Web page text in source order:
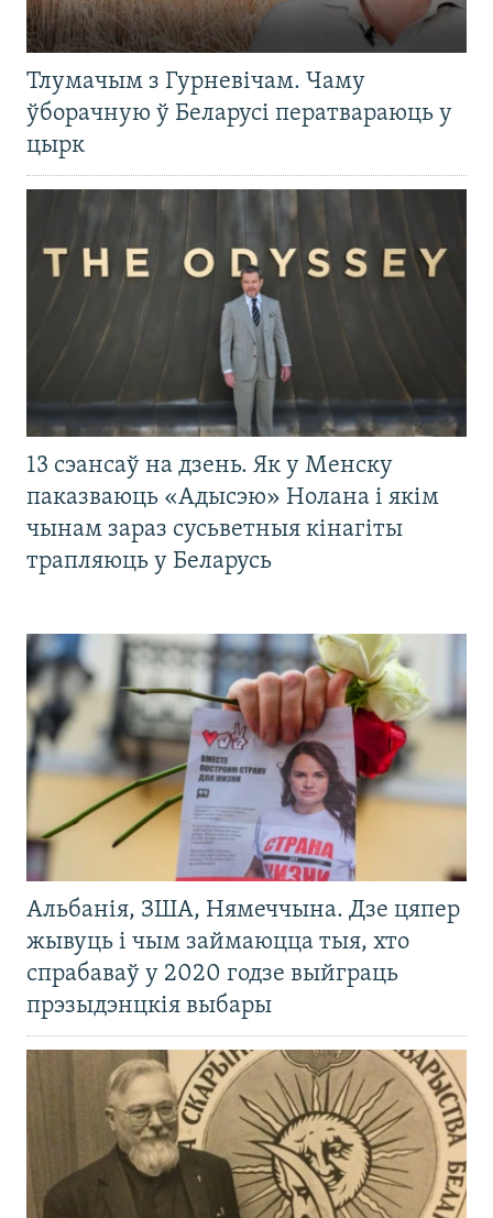
Тлумачым з Гурневічам. Чаму
ўборачную ў Беларусі ператвараюць у
цырк
13 сэансаў на дзень. Як у Менску
паказваюць «Адысэю» Нолана і якім
чынам зараз сусьветныя кінагіты
трапляюць у Беларусь
Альбанія, ЗША, Нямеччына. Дзе цяпер
жывуць і чым займаюцца тыя, хто
спрабаваў у 2020 годзе выйграць
прэзыдэнцкія выбары